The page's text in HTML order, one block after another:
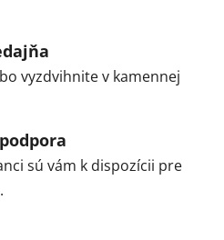
vyzdvihnite v kamennej
sú vám k dispozícii pre